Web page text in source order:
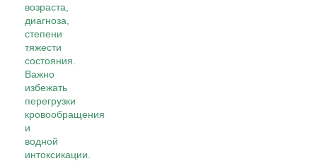
возраста,
диагноза,
степени
тяжести
состояния.
Важно
избежать
перегрузки
кровообращения
и
водной
интоксикации.